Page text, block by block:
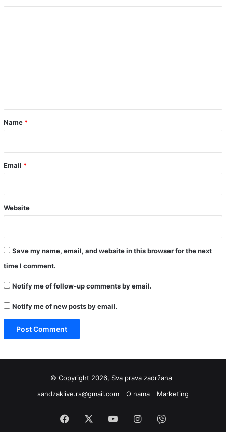
*
Name *
Email *
Website
Save my name, email, and website in this browser for the next
time I comment.
Notify me of follow-up comments by email.
Notify me of new posts by email.
© Copyright 2026, Sva prava zadržana
sandzaklive.rs@gmail.com
O nama Marketing
Facebook YouTubeInstagram
Viber